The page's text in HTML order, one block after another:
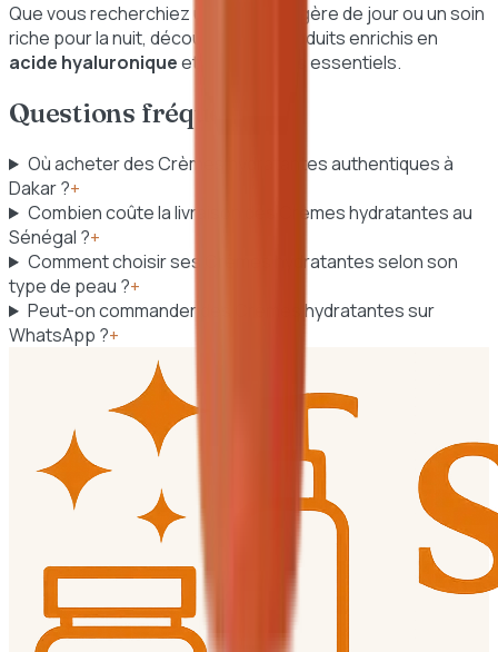
Que vous recherchiez une crème légère de jour ou un soin
riche pour la nuit, découvrez nos produits enrichis en
acide hyaluroniqueet autres actifs essentiels.
Questions fréquentes
Où acheter des Crèmes hydratantes authentiques à
Dakar ?+
Combien coûte la livraison des Crèmes hydratantes au
Sénégal ?+
Comment choisir ses Crèmes hydratantes selon son
type de peau ?+
Peut-on commander des Crèmes hydratantes sur
WhatsApp ?+